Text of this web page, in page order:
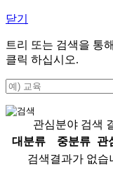
닫기
트리 또는 검색을 통
클릭 하십시오.
관심분야 검색
대분류
중분류
관
검색결과가 없습